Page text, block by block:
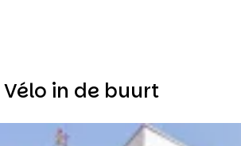
Vélo in de buurt